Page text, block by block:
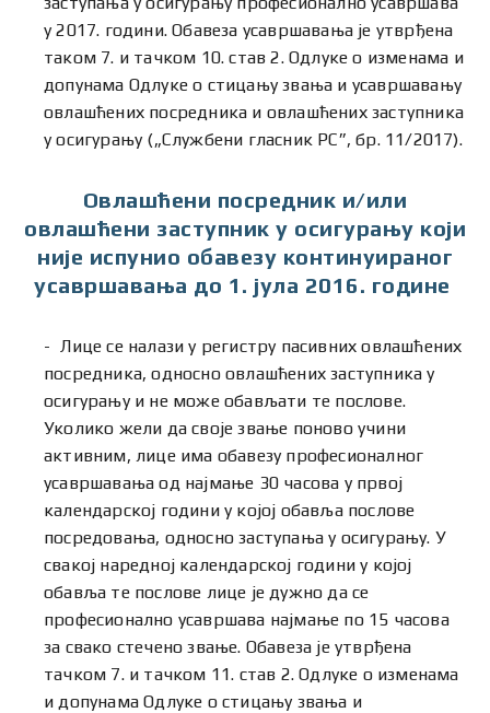
у 2017. години. Обавеза усавршавања је утврђена
таком 7. и тачком 10. став 2. Одлуке о изменама и
допунама Одлуке о стицању звања и усавршавању
овлашћених посредника и овлашћених заступника
у осигурању („Службени гласник РС”, бр. 11/2017).
Овлашћени посредник и/или
овлашћени заступник у осигурању који
није испунио обавезу континуираног
усавршавања до 1. јула 2016. године
Лице се налази у регистру пасивних овлашћених
посредника, односно овлашћених заступника у
осигурању и не може обављати те послове.
Уколико жели да своје звање поново учини
активним, лице има обавезу професионалног
усавршавања од најмање 30 часова у првој
календарској години у којој обавља послове
посредовања, односно заступања у осигурању. У
свакој наредној календарској години у којој
обавља те послове лице је дужно да се
професионално усавршава најмање по 15 часова
за свако стечено звање. Обавеза је утврђена
тачком 7. и тачком 11. став 2. Одлуке о изменама
и допунама Одлуке о стицању звања и